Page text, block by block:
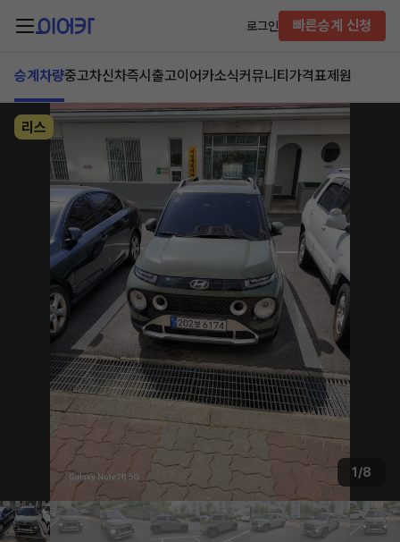
로그인 빠른승계 신청
승계차량중고차신차즉시출고이어카소식커뮤니티 가격표제원
리스
1/8